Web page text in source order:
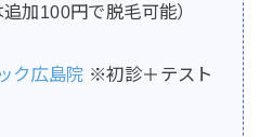
加100円で脱毛可能）
ク広島院 ※初診＋テスト